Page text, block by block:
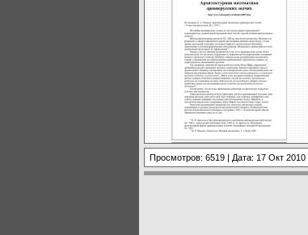
Просмотров: 6519 | Дата: 17 Окт 2010